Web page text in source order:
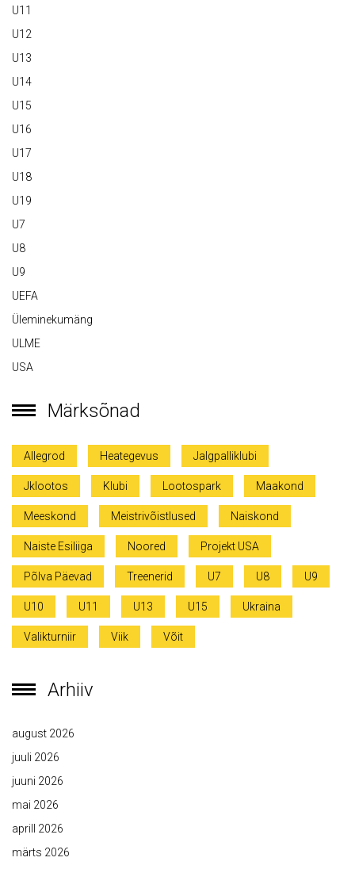
U11
U12
U13
U14
U15
U16
U17
U18
U19
U7
U8
U9
UEFA
Üleminekumäng
ULME
USA
Märksõnad
Allegrod Heategevus Jalgpalliklubi
Jklootos Klubi Lootospark Maakond
Meeskond Meistrivõistlused Naiskond
Naiste Esiliiga Noored Projekt USA
Põlva Päevad Treenerid U7 U8 U9
U10 U11 U13 U15 Ukraina
Valikturniir Viik Võit
Arhiiv
august 2026
juuli 2026
juuni 2026
mai 2026
aprill 2026
märts 2026